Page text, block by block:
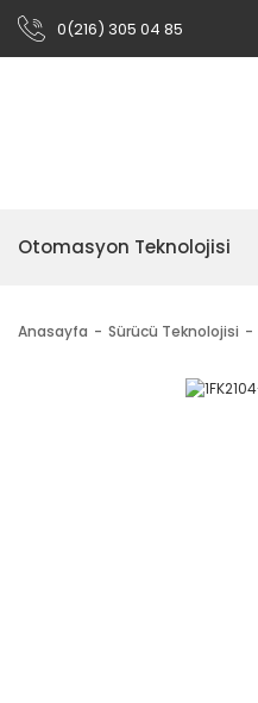
0(216) 305 04 85
Otomasyon Teknolojisi
Anasayfa Sürücü Teknolojisi